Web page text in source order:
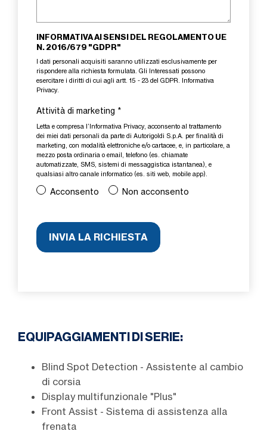
EQUIPAGGIAMENTI DI SERIE:
Blind Spot Detection - Assistente al cambio
di corsia
Display multifunzionale "Plus"
Front Assist - Sistema di assistenza alla
frenata
INFORMATIVA AI SENSI DEL REGOLAMENTO UE
N. 2016/679 "GDPR"
I dati personali acquisiti saranno utilizzati esclusivamente per
rispondere alla richiesta formulata. Gli Interessati possono
esercitare i diritti di cui agli artt. 15 - 23 del GDPR.
Informativa
Privacy.
Attività di marketing *
Letta e compresa l’ Informativa Privacy, acconsento al trattamento
dei miei dati personali da parte di Autorigoldi S.p.A. per finalità di
marketing, con modalità elettroniche e/o cartacee, e, in particolare, a
mezzo posta ordinaria o email, telefono (es. chiamate
automatizzate, SMS, sistemi di messaggistica istantanea), e
qualsiasi altro canale informatico (es. siti web, mobile app).
Acconsento Non acconsento